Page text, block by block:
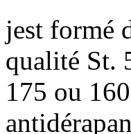
jest formé
qualité St.
175 ou